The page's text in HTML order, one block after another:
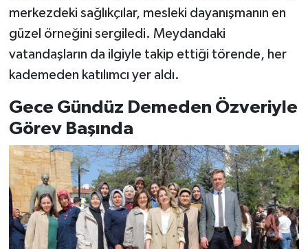
merkezdeki sağlıkçılar, mesleki dayanışmanın en
güzel örneğini sergiledi. Meydandaki
vatandaşların da ilgiyle takip ettiği törende, her
kademeden katılımcı yer aldı.
Gece Gündüz Demeden Özveriyle
Görev Başında